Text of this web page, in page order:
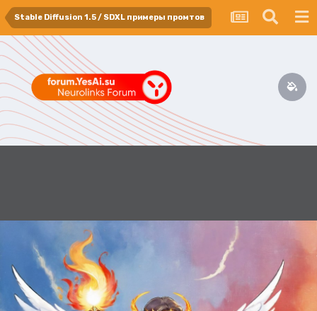
Stable Diffusion 1.5 / SDXL примеры промтов